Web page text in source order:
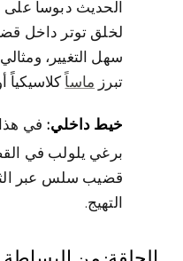
الحديث دبوساً على
لخلق توتر داخل
سهل التغيير،
تبرز ماساًكلاسيكياً
خيط داخلي:في هذا
برغي يلولب في
قضيب سلس عبر
التهيج.